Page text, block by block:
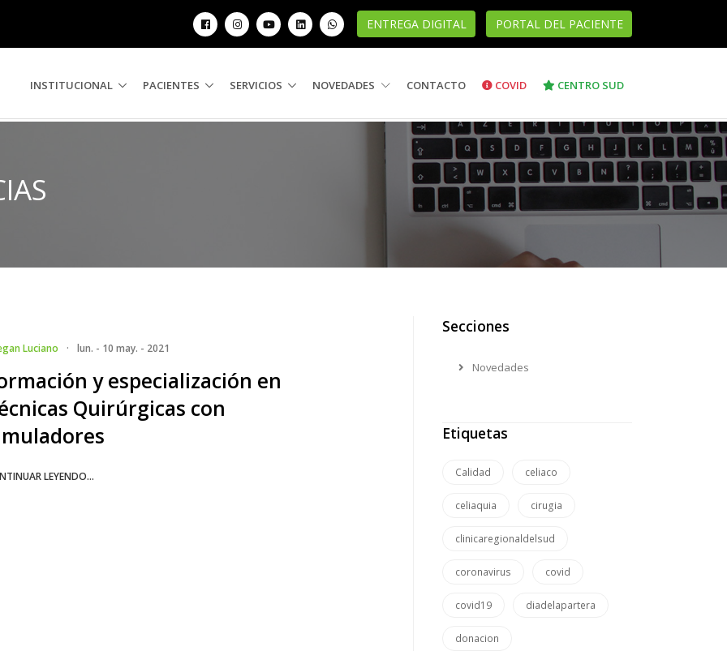
ENTREGA DIGITAL PORTAL DEL PACIENTE
INSTITUCIONAL PACIENTES SERVICIOS NOVEDADES CONTACTO COVID CENTRO SUD
Luciano · lun. - 10 may. - 2021
y especialización en
Quirúrgicas con
LEYENDO...
Secciones
Novedades
Etiquetas
Calidad celiaco
celiaquia cirugia
clinicaregionaldelsud
coronavirus covid
covid19 diadelapartera
donacion